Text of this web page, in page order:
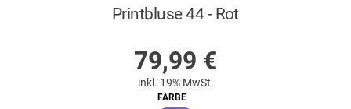
Printbluse 44 - Rot
79,99 €
inkl. 19% MwSt.
FARBE